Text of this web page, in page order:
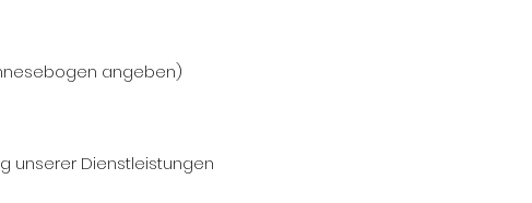
angeben)
unserer Dienstleistungen